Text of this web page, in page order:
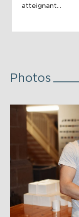
atteignant...
Photos